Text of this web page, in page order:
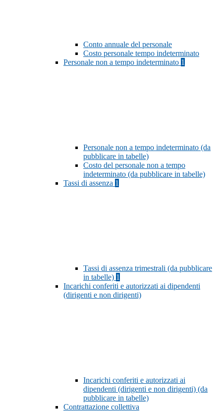
Conto annuale del personale
Costo personale tempo indeterminato
Personale non a tempo indeterminato 1
Personale non a tempo indeterminato (da
pubblicare in tabelle)
Costo del personale non a tempo
indeterminato (da pubblicare in tabelle)
Tassi di assenza 1
Tassi di assenza trimestrali (da pubblicare
in tabelle) 1
Incarichi conferiti e autorizzati ai dipendenti
(dirigenti e non dirigenti)
Incarichi conferiti e autorizzati ai
dipendenti (dirigenti e non dirigenti) (da
pubblicare in tabelle)
Contrattazione collettiva